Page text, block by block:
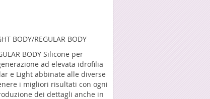
BODY/REGULAR BODY
BODY Silicone per
ad elevata idrofilia
e Light abbinate alle diverse
i migliori risultati con ogni
dei dettagli anche in